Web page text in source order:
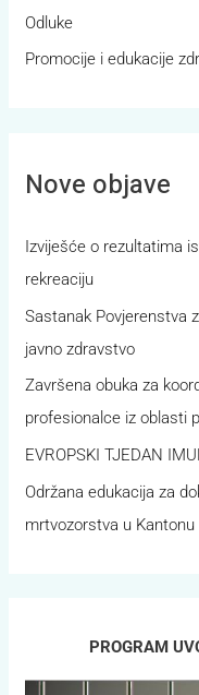
r
:
Odluke
Promocije i edukacije
Nove objave
Izviješće o rezultatima
rekreaciju
Sastanak Povjerenstva
javno zdravstvo
Završena obuka za
profesionalce iz oblasti
EVROPSKI TJEDAN
Održana edukacija za
mrtvozorstva u Kantonu
PROGRAM